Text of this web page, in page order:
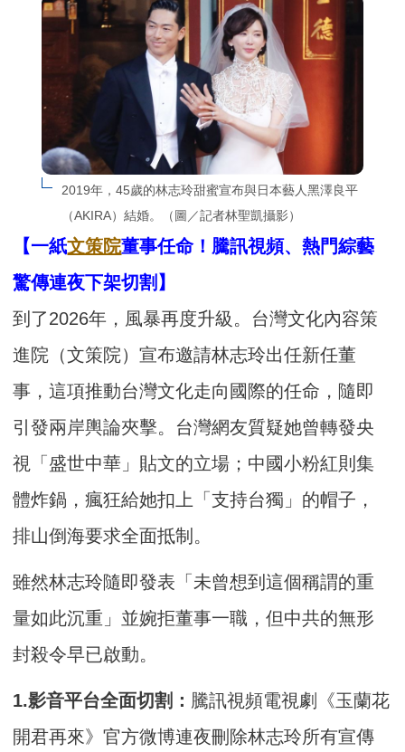
2019年，45歲的林志玲甜蜜宣布與日本藝人黑澤良平
（AKIRA）結婚。（圖／記者林聖凱攝影）
【一紙文策院董事任命！騰訊視頻、熱門綜藝
驚傳連夜下架切割】
到了2026年，風暴再度升級。台灣文化內容策
進院（文策院）宣布邀請林志玲出任新任董
事，這項推動台灣文化走向國際的任命，隨即
引發兩岸輿論夾擊。台灣網友質疑她曾轉發央
視「盛世中華」貼文的立場；中國小粉紅則集
體炸鍋，瘋狂給她扣上「支持台獨」的帽子，
排山倒海要求全面抵制。
雖然林志玲隨即發表「未曾想到這個稱謂的重
量如此沉重」並婉拒董事一職，但中共的無形
封殺令早已啟動。
1.影音平台全面切割： 騰訊視頻電視劇《玉蘭花
開君再來》官方微博連夜刪除林志玲所有宣傳